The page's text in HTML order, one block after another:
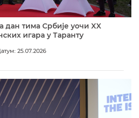
дан тима Србије уочи XX
игара у Таранту
25.07.2026